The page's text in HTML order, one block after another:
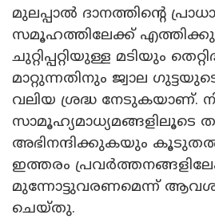
മുലപ്പാൽ ദാനത്തിന്റെ
സമൂഹത്തിലേക്ക്
ചുറ്റിപ്പറ്റിയുള്ള മടിയും
മാറ്റുന്നതിനും ജ്വാല
വലിയ ശ്രദ്ധ നേടുകയാണ്.
സാമൂഹ്യമാധ്യമങ്ങളിലൂടെ
അഭിനന്ദിക്കുകയും
ഇത്തരം
മുന്നോട്ടുവരണമെന്ന്
ചെയ്തു.